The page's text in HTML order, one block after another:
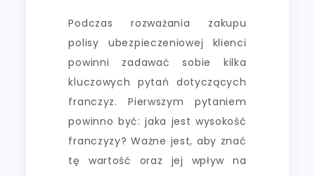
Podczas rozważania zakupu
polisy ubezpieczeniowej klienci
powinni zadawać sobie kilka
kluczowych pytań dotyczących
franczyz. Pierwszym pytaniem
powinno być: jaka jest wysokość
franczyzy? Ważne jest, aby znać
tę wartość oraz jej wpływ na